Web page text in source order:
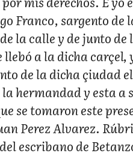
Franco, sargento de
la calle y de junto
a la dicha carçel,
de la dicha çiudad
hermandad y esta a
se tomaron este
Perez Alvarez.
escribano de